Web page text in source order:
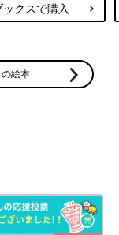
クスで購入
絵本